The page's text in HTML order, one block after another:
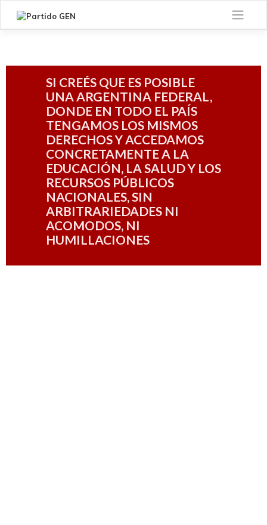
SI CREÉS QUE ES POSIBLE
UNA ARGENTINA FEDERAL,
DONDE EN TODO EL PAÍS
TENGAMOS LOS MISMOS
DERECHOS Y ACCEDAMOS
CONCRETAMENTE A LA
EDUCACIÓN, LA SALUD Y LOS
RECURSOS PÚBLICOS
NACIONALES, SIN
ARBITRARIEDADES NI
ACOMODOS, NI
HUMILLACIONES